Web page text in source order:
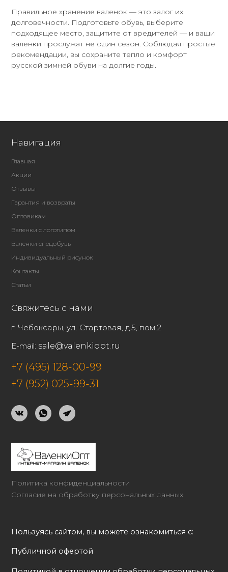
Правильное хранение валенок — это залог их
долговечности. Подготовьте обувь, выберите
подходящее место, защитите от вредителей — и ваши
валенки прослужат не один сезон. Соблюдая простые
рекомендации, вы сохраните тепло и комфорт
русской зимней обуви на долгие годы.
Политика конфиденциальности
Согласие на обработку персональных данных
Пользуясь сайтом, вы можете ознакомиться с:
Публичной офертой
Навигация
Главная
Акции
Отзывы
Гарантия и возвраты
Оптовикам
Валенки с логотипом
Валенки спецобувь
Индивидуальный рисунок
Контакты
Статьи
Свяжитесь с нами
г. Чебоксары, ул. Стартовая, д.5, пом.2
E-mail: sale@valenkiopt.ru
+7 (495) 128-00-99
+7 (952) 025-99-31